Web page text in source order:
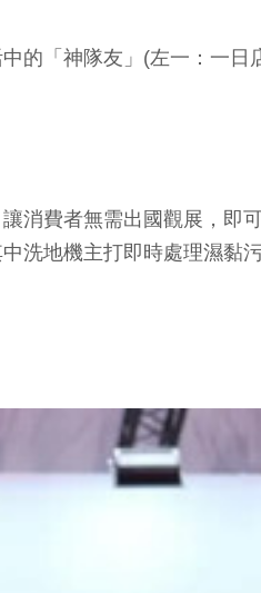
的「神隊友」(左一：一
費者無需出國觀展，即
洗地機主打即時處理濕黏